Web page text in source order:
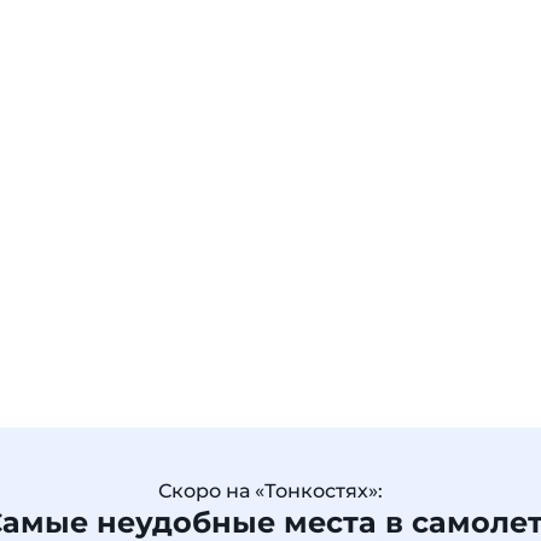
Скоро на «Тонкостях»:
неудобные места в